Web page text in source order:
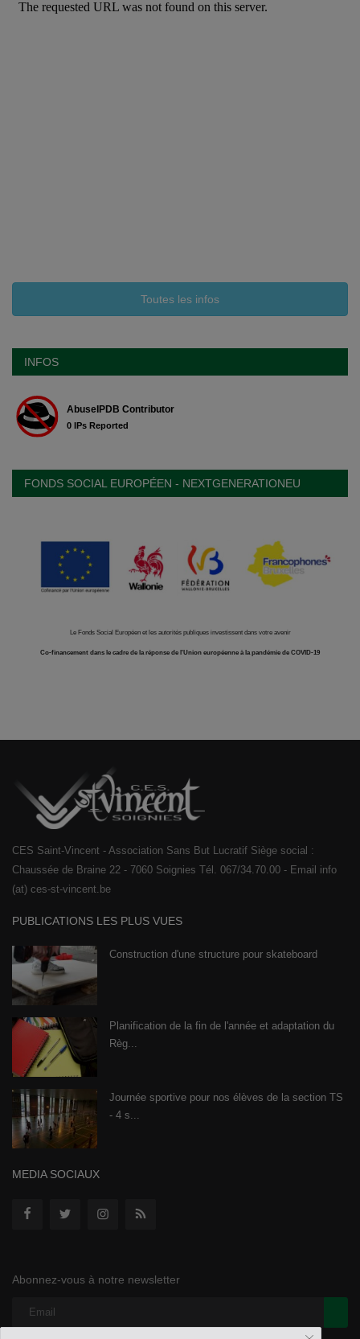
Toutes les infos
INFOS
FONDS SOCIAL EUROPÉEN - NEXTGENERATIONEU
Le Fonds Social Européen et les autorités publiques investissent dans votre avenir
Co-financement dans le cadre de la réponse de l'Union européenne à la pandémie de COVID-19
CES Saint-Vincent - Association Sans But Lucratif Siège social :
Chaussée de Braine 22 - 7060 Soignies Tél. 067/34.70.00 - Email info
(at) ces-st-vincent.be
PUBLICATIONS LES PLUS VUES
Construction d'une structure pour skateboard
Planification de la fin de l'année et adaptation du
Règ...
Journée sportive pour nos élèves de la section TS
- 4 s...
MEDIA SOCIAUX
Abonnez-vous à notre newsletter